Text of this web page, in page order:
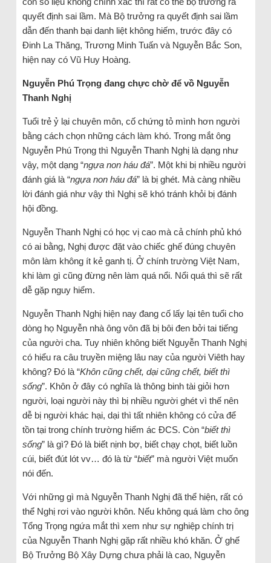
quyết định sai lầm. Mà Bộ trưởng ra quyết định sai lầm
dẫn đến thanh bại danh liệt không hiếm, trước đây có
Đinh La Thăng, Trương Minh Tuấn và Nguyễn Bắc Son,
hiện nay có Vũ Huy Hoàng.
Nguyễn Phú Trọng đang chực chờ để vồ Nguyễn
Thanh Nghị
Tuổi trẻ ỷ lại chuyên môn, cố chứng tỏ mình hơn người
bằng cách chọn những cách làm khó. Trong mắt ông
Nguyễn Phú Trọng thì Nguyễn Thanh Nghị là dạng như
vậy, một dạng “ngựa non háu đá”. Một khi bị nhiều người
đánh giá là “ngựa non háu đá” là bị ghét. Mà càng nhiều
lời đánh giá như vậy thì Nghị sẽ khó tránh khỏi bị đánh
hội đồng.
Nguyễn Thanh Nghị có học vị cao mà cả chính phủ khó
có ai bằng, Nghị được đặt vào chiếc ghế đúng chuyên
môn làm không ít kẻ ganh tị. Ở chính trường Việt Nam,
khi làm gì cũng đừng nên làm quá nổi. Nổi quá thì sẽ rất
dễ gặp nguy hiểm.
Nguyễn Thanh Nghị hiện nay đang cố lấy lại tên tuổi cho
dòng họ Nguyễn nhà ông vôn đã bị bôi đen bởi tai tiếng
của người cha. Tuy nhiên không biết Nguyễn Thanh Nghị
có hiểu ra câu truyền miệng lâu nay của người Viêth hay
không? Đó là “Khôn cũng chết, dại cũng chết, biết thì
sống”. Khôn ở đây có nghĩa là thông binh tài giỏi hơn
người, loại người này thì bị nhiều người ghét vì thế nên
dễ bị người khác hại, dại thì tất nhiên không có cửa để
tồn tại trong chính trường hiểm ác ĐCS. Còn “biết thì
sống” là gì? Đó là biết nịnh bợ, biết chạy chọt, biết luồn
cúi, biết đút lót vv… đó là từ “biết” mà người Việt muốn
nói đến.
Với những gì mà Nguyễn Thanh Nghị đã thể hiện, rất có
thể Nghị rơi vào người khôn. Nếu không quá làm cho ông
Tổng Trọng ngứa mắt thì xem như sự nghiệp chính trị
của Nguyễn Thanh Nghị gặp rất nhiều khó khăn. Ở ghế
Bộ Trưởng Bộ Xây Dựng chưa phải là cao, Nguyễn